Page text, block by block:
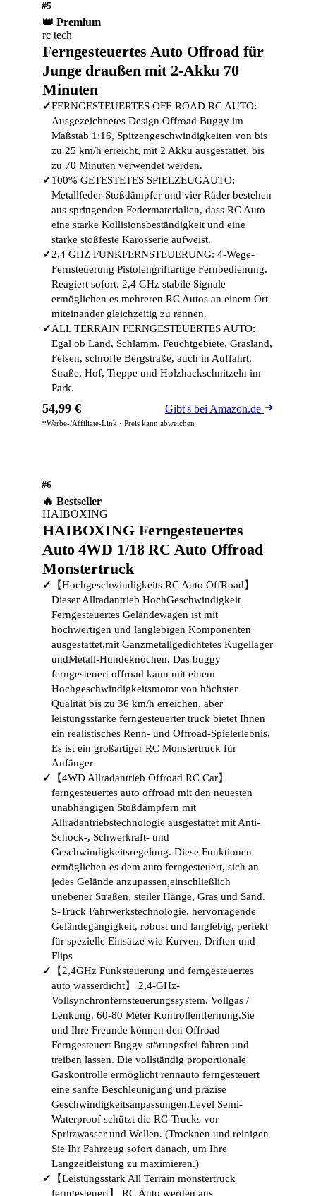
#5
👑 Premium
rc tech
Ferngesteuertes Auto Offroad für
Junge draußen mit 2-Akku 70
Minuten
✓FERNGESTEUERTES OFF-ROAD RC AUTO:
Ausgezeichnetes Design Offroad Buggy im
Maßstab 1:16, Spitzengeschwindigkeiten von bis
zu 25 km/h erreicht, mit 2 Akku ausgestattet, bis
zu 70 Minuten verwendet werden.
✓100% GETESTETES SPIELZEUGAUTO:
Metallfeder-Stoßdämpfer und vier Räder bestehen
aus springenden Federmaterialien, dass RC Auto
eine starke Kollisionsbeständigkeit und eine
starke stoßfeste Karosserie aufweist.
✓2,4 GHZ FUNKFERNSTEUERUNG: 4-Wege-
Fernsteuerung Pistolengriffartige Fernbedienung.
Reagiert sofort. 2,4 GHz stabile Signale
ermöglichen es mehreren RC Autos an einem Ort
miteinander gleichzeitig zu rennen.
✓ALL TERRAIN FERNGESTEUERTES AUTO:
Egal ob Land, Schlamm, Feuchtgebiete, Grasland,
Felsen, schroffe Bergstraße, auch in Auffahrt,
Straße, Hof, Treppe und Holzhackschnitzeln im
Park.
54,99 € Gibt's bei Amazon.de
*Werbe-/Affiliate-Link · Preis kann abweichen
#6
🔥 Bestseller
HAIBOXING
HAIBOXING Ferngesteuertes
Auto 4WD 1/18 RC Auto Offroad
Monstertruck
✓
【Hochgeschwindigkeits RC Auto OffRoad】
Dieser Allradantrieb HochGeschwindigkeit
Ferngesteuertes Geländewagen ist mit
hochwertigen und langlebigen Komponenten
ausgestattet,mit Ganzmetallgedichtetes Kugellager
undMetall-Hundeknochen. Das buggy
ferngesteuert offroad kann mit einem
Hochgeschwindigkeitsmotor von höchster
Qualität bis zu 36 km/h erreichen. aber
leistungsstarke ferngesteuerter truck bietet Ihnen
ein realistisches Renn- und Offroad-Spielerlebnis,
Es ist ein großartiger RC Monstertruck für
Anfänger
✓
【4WD Allradantrieb Offroad RC Car】
ferngesteuertes auto offroad mit den neuesten
unabhängigen Stoßdämpfern mit
Allradantriebstechnologie ausgestattet mit Anti-
Schock-, Schwerkraft- und
Geschwindigkeitsregelung. Diese Funktionen
ermöglichen es dem auto ferngesteuert, sich an
jedes Gelände anzupassen,einschließlich
unebener Straßen, steiler Hänge, Gras und Sand.
S-Truck Fahrwerkstechnologie, hervorragende
Geländegängigkeit, robust und langlebig, perfekt
für spezielle Einsätze wie Kurven, Driften und
Flips
✓
【2,4GHz Funksteuerung und ferngesteuertes
auto wasserdicht】 2,4-GHz-
Vollsynchronfernsteuerungssystem. Vollgas /
Lenkung. 60-80 Meter Kontrollentfernung.Sie
und Ihre Freunde können den Offroad
Ferngesteuert Buggy störungsfrei fahren und
treiben lassen. Die vollständig proportionale
Gaskontrolle ermöglicht rennauto ferngesteuert
eine sanfte Beschleunigung und präzise
Geschwindigkeitsanpassungen.Level Semi-
Waterproof schützt die RC-Trucks vor
Spritzwasser und Wellen. (Trocknen und reinigen
Sie Ihr Fahrzeug sofort danach, um Ihre
Langzeitleistung zu maximieren.)
✓
【Leistungsstark All Terrain monstertruck
ferngesteuert】 RC Auto werden aus